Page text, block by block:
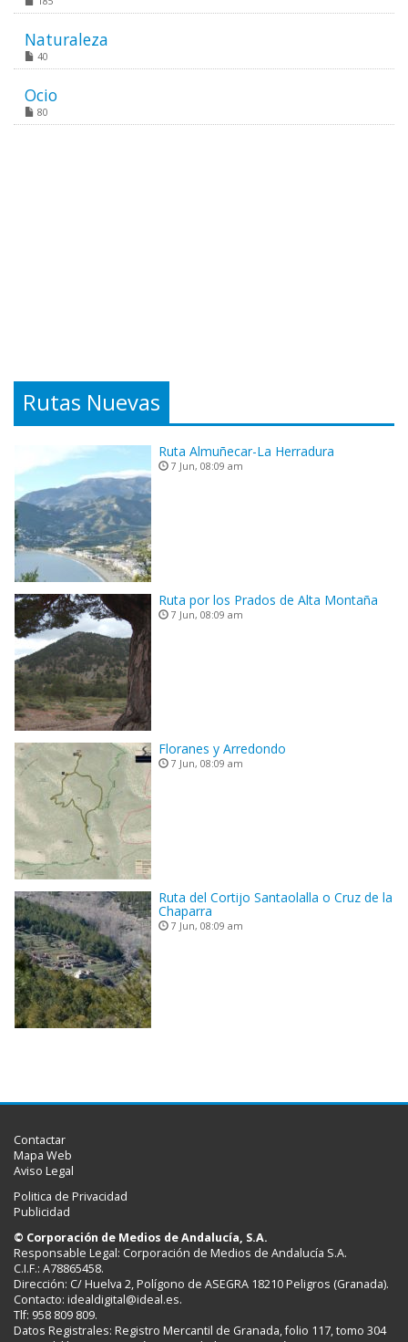
Naturaleza
40
Ocio
80
Rutas Nuevas
Ruta Almuñecar-La Herradura
7 Jun, 08:09 am
Ruta por los Prados de Alta Montaña
7 Jun, 08:09 am
Floranes y Arredondo
7 Jun, 08:09 am
Ruta del Cortijo Santaolalla o Cruz de la
Chaparra
7 Jun, 08:09 am
Contactar
Mapa Web
Aviso Legal
Politica de Privacidad
Publicidad
© Corporación de Medios de Andalucía, S.A.
Responsable Legal: Corporación de Medios de Andalucía S.A.
C.I.F.: A78865458.
Dirección: C/ Huelva 2, Polígono de ASEGRA 18210 Peligros (Granada).
Contacto: idealdigital@ideal.es.
Tlf: 958 809 809.
Datos Registrales: Registro Mercantil de Granada, folio 117, tomo 304